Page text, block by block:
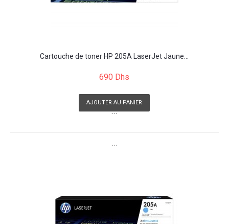
Cartouche de toner HP 205A LaserJet Jaune...
690 Dhs
AJOUTER AU PANIER
```
```